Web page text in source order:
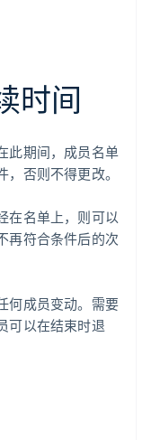
时间
此期间，成员名单
否则不得更改。
在名单上，则可以
再符合条件后的次
何成员变动。需要
可以在结束时退